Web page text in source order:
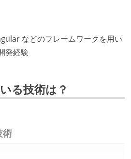
などのフレームワークを用い
発経験
る技術は？
術